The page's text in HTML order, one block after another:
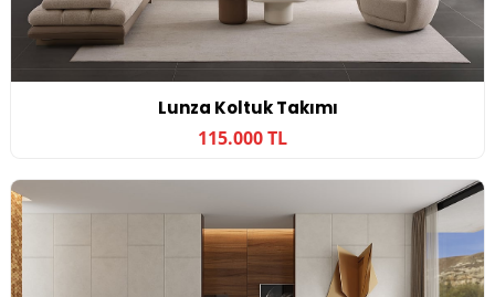
Lunza Koltuk Takımı
115.000 TL